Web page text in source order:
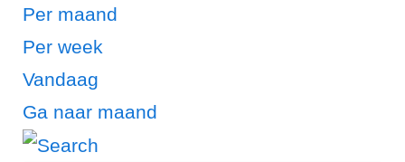
Per maand
Per week
Vandaag
Ga naar maand